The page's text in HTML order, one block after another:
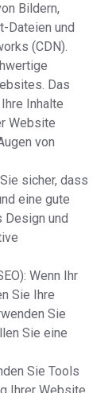
Bildern,
Dateien und
(CDN).
Das
Inhalte
Website
von
sicher, dass
eine gute
Design und
Wenn Ihr
Sie Ihre
Sie
Sie eine
Sie Tools